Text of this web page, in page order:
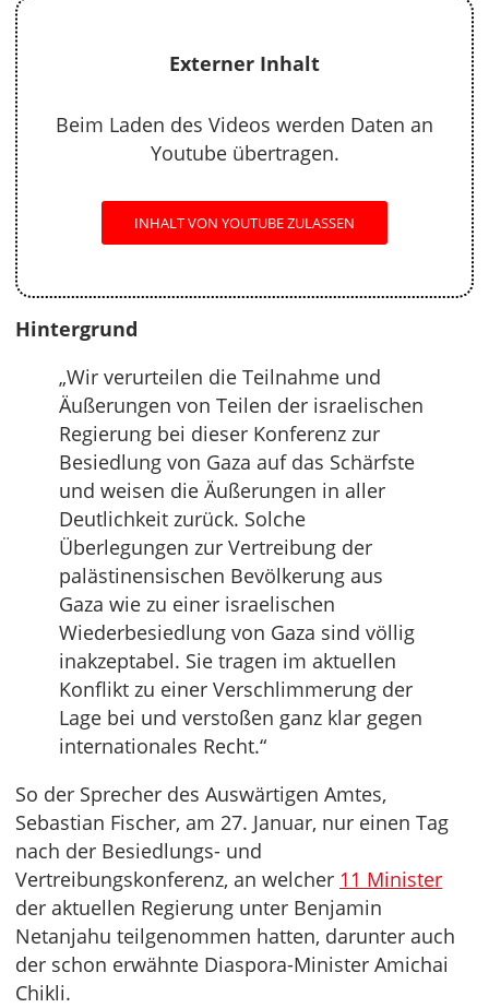
Externer Inhalt
Beim Laden des Videos werden Daten an
Youtube übertragen.
INHALT VON YOUTUBE ZULASSEN
Hintergrund
„Wir verurteilen die Teilnahme und
Äußerungen von Teilen der israelischen
Regierung bei dieser Konferenz zur
Besiedlung von Gaza auf das Schärfste
und weisen die Äußerungen in aller
Deutlichkeit zurück. Solche
Überlegungen zur Vertreibung der
palästinensischen Bevölkerung aus
Gaza wie zu einer israelischen
Wiederbesiedlung von Gaza sind völlig
inakzeptabel. Sie tragen im aktuellen
Konflikt zu einer Verschlimmerung der
Lage bei und verstoßen ganz klar gegen
internationales Recht.“
So der Sprecher des Auswärtigen Amtes,
Sebastian Fischer, am 27. Januar, nur einen Tag
nach der Besiedlungs- und
Vertreibungskonferenz, an welcher 11 Minister
der aktuellen Regierung unter Benjamin
Netanjahu teilgenommen hatten, darunter auch
der schon erwähnte Diaspora-Minister Amichai
Chikli.